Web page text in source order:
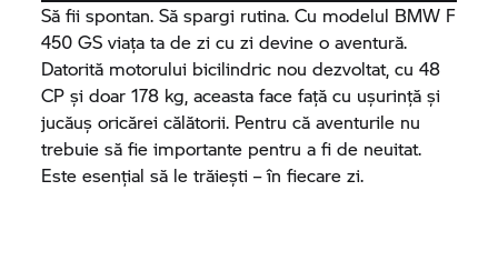
Să fii spontan. Să spargi rutina. Cu modelul BMW F
450 GS viața ta de zi cu zi devine o aventură.
Datorită motorului bicilindric nou dezvoltat, cu 48
CP și doar 178 kg, aceasta face față cu ușurință și
jucăuș oricărei călătorii. Pentru că aventurile nu
trebuie să fie importante pentru a fi de neuitat.
Este esențial să le trăiești – în fiecare zi.